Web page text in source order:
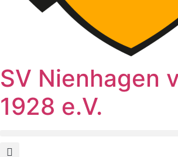
SV Nienhagen
1928 e.V.